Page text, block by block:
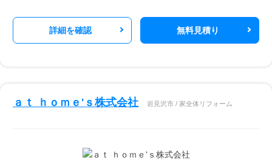
詳細を確認 無料見積り
ａｔ ｈｏｍｅ'ｓ株式会社 岩見沢市 / 家全体リフォーム